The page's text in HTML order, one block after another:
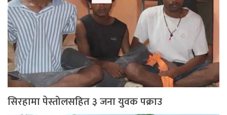
सिरहामा पेस्तोलसहित ३ जना युवक पक्राउ